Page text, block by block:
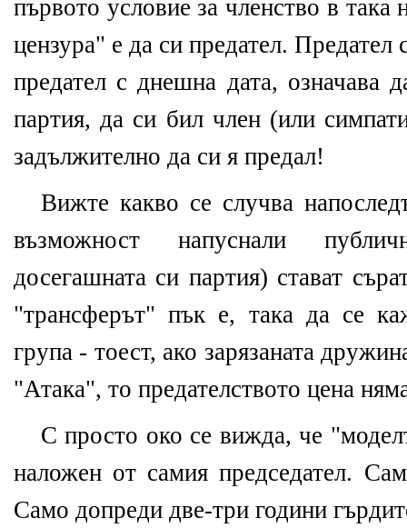
първото условие за членство в така
цензура" е да си предател.
предател с днешна дата, означава
партия, да си бил член (или
задължително да си я предал!
Вижте какво се случва
възможност напуснали
досегашната си партия) стават
"трансферът" пък е, така да се
група - тоест, ако зарязаната
"Атака", то предателството цена
С просто око се вижда, че
наложен от самия председател.
Само допреди две-три години